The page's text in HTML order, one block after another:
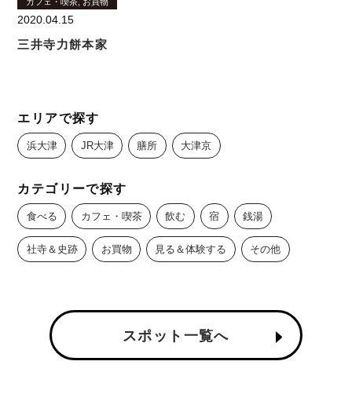
2020.04.15
三井寺力餅本家
エリアで探す
浜大津 JR大津 膳所 大津京
カテゴリーで探す
食べる カフェ・喫茶 飲む 宿 銭湯
社寺＆史跡 お買物 見る＆体験する その他
スポット一覧へ